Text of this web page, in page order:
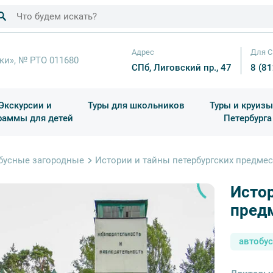
№ РТО 011680
Адрес
СПб, Лиговский пр., 47
Для
8
и
для детей
Туры для школьников
Туры и
Петербурга
загородные Истории и тайны петербургских